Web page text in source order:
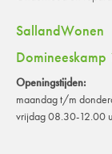
SallandWonen
Openingstijden:
maandag t/m
vrijdag 08.30-12.00